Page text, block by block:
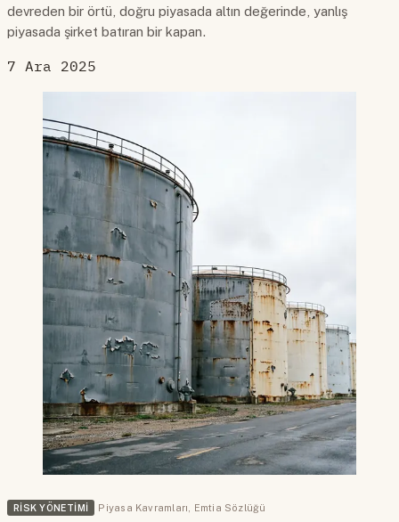
devreden bir örtü, doğru piyasada altın değerinde, yanlış
piyasada şirket batıran bir kapan.
7 Ara 2025
RISK YÖNETIMI Piyasa Kavramları Emtia Sözlüğü